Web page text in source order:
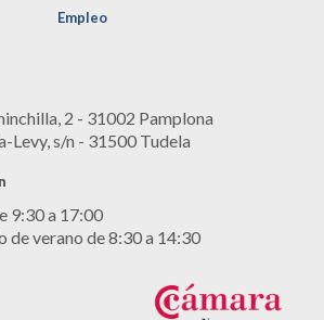
Empleo
2 - 31002 Pamplona
Levy, s/n - 31500 Tudela
9:30 a 17:00
de verano de 8:30 a 14:30